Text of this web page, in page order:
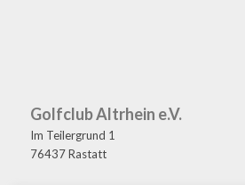
Golfclub Altrhein e.V.
Im Teilergrund 1
76437 Rastatt